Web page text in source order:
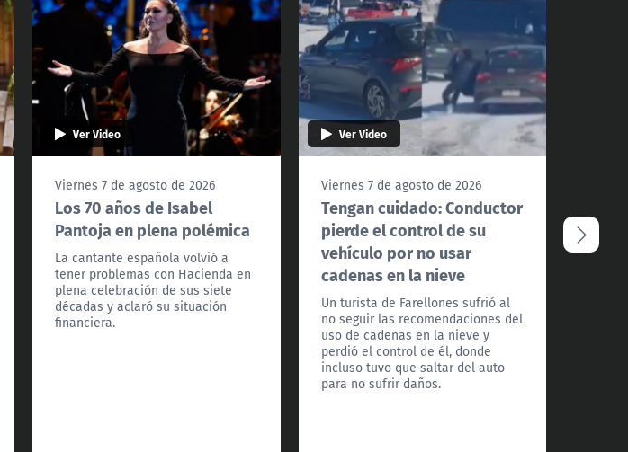
Ver Video
Viernes 7 de agosto de 2026
Los 70 años de Isabel
Pantoja en plena polémica
La cantante española volvió a
tener problemas con Hacienda en
plena celebración de sus siete
décadas y aclaró su situación
financiera.
Ver Video
Viernes 7 de agosto de 2026
Tengan cuidado: Conductor
pierde el control de su
vehículo por no usar
cadenas en la nieve
Un turista de Farellones sufrió al
no seguir las recomendaciones del
uso de cadenas en la nieve y
perdió el control de él, donde
incluso tuvo que saltar del auto
para no sufrir daños.